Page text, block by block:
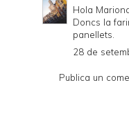
Hola
Doncs la
panellets.
28 de
Publica un